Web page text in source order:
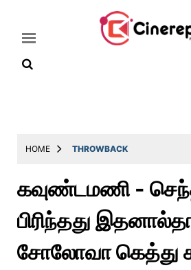
Latest
Throwback
Television
HOME THROWBACK
கவுண்டமணி -
பிரிந்தது
சோலோவா கெத்து